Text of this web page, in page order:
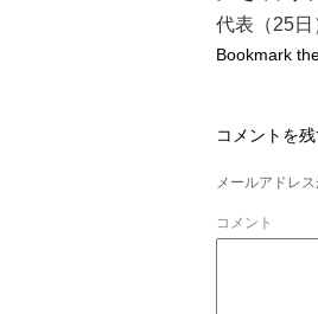
代表（25日
Bookmark
コメントを残
メールアドレ
コメント